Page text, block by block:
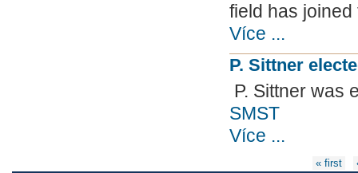
field has
Více ...
P. Sittner
P. Sittner was
SMST
Více ...
« first